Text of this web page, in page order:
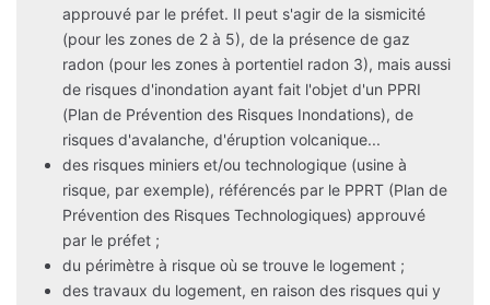
approuvé par le préfet. Il peut s'agir de la sismicité
(pour les zones de 2 à 5), de la présence de gaz
radon (pour les zones à portentiel radon 3), mais aussi
de risques d'inondation ayant fait l'objet d'un PPRI
(Plan de Prévention des Risques Inondations), de
risques d'avalanche, d'éruption volcanique...
des risques miniers et/ou technologique (usine à
risque, par exemple), référencés par le PPRT (Plan de
Prévention des Risques Technologiques) approuvé
par le préfet ;
du périmètre à risque où se trouve le logement ;
des travaux du logement, en raison des risques qui y